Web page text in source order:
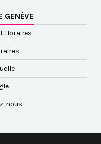
GENÈVE
Horaires
nous